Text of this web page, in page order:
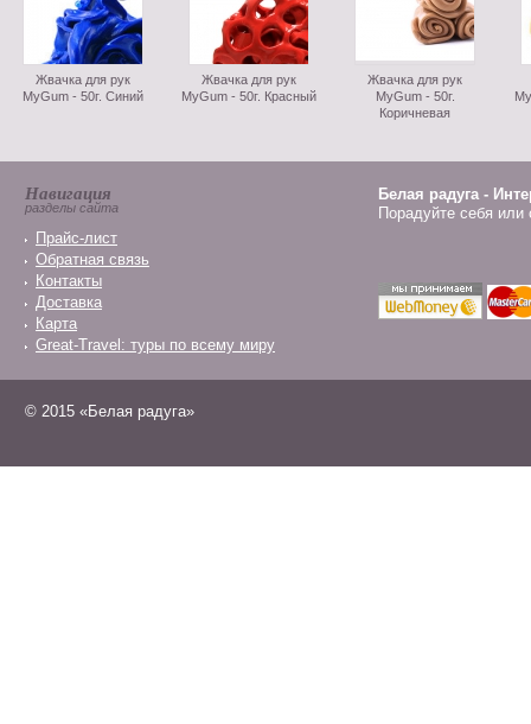
Жвачка для рук
MyGum - 50г. Синий
Жвачка для рук
MyGum - 50г. Красный
Жвачка для рук
MyGum - 50г.
Коричневая
Навигация
разделы сайта
Прайс-лист
Обратная связь
Контакты
Доставка
Карта
Great-Travel: туры по всему миру
Белая радуга -
Порадуйте себя
© 2015 «Белая радуга»